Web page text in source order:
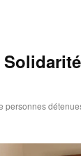
personnes